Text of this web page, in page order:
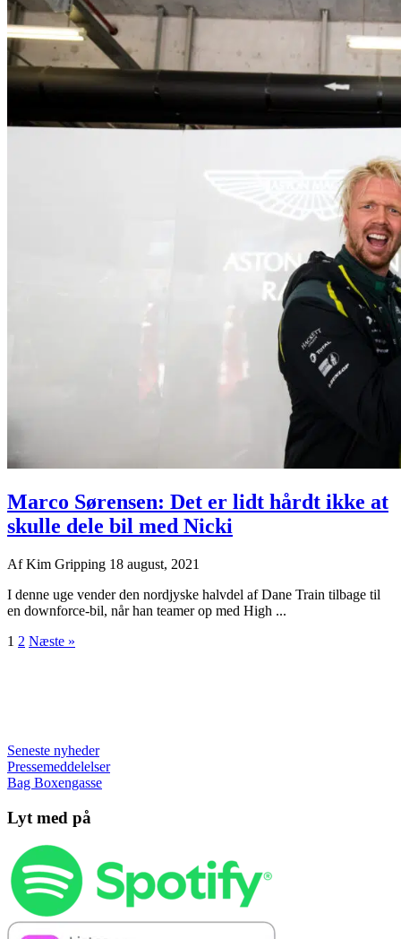
Marco Sørensen: Det er lidt hårdt ikke at
skulle dele bil med Nicki
AfKim Gripping 18 august, 2021
I denne uge vender den nordjyske halvdel af Dane Train tilbage til
en downforce-bil, når han teamer op med High ...
1 2 Næste »
Seneste nyheder
Pressemeddelelser
Bag Boxengasse
Lyt med på